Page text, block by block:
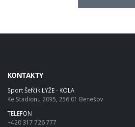
KONTAKTY
Sport Šefčík LYŽE - KOLA
Ke Stadionu 2095, 256 01 Benešov
TELEFON
+420 317 726 777